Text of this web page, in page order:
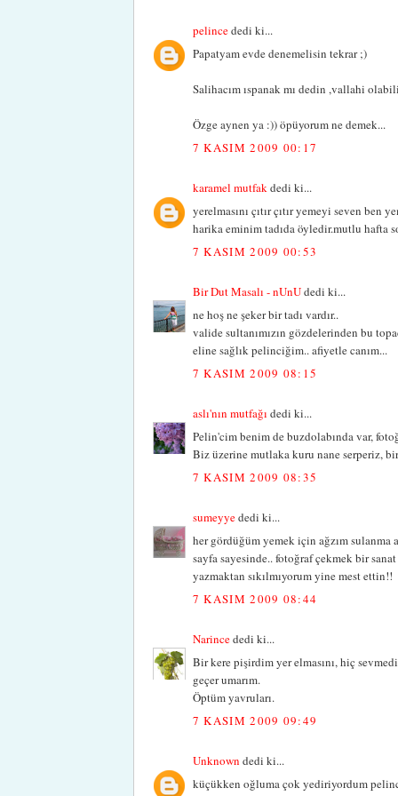
pelincededi ki...
Papatyam evde denemelisin tekrar ;)
Salihacım ıspanak mı dedin ,vallahi
Özge aynen ya :)) öpüyorum ne demek...
7 KASIM 2009 00:17
karamel mutfak dedi ki...
yerelmasını çıtır çıtır yemeyi seven
harika eminim tadıda öyledir.mutlu hafta
7 KASIM 2009 00:53
Bir Dut Masalı - nUnUdedi ki...
ne hoş ne şeker bir tadı vardır..
valide sultanımızın gözdelerinden bu
eline sağlık pelinciğim.. afiyetle canım...
7 KASIM 2009 08:15
aslı'nın mutfağı dedi ki...
Pelin'cim benim de buzdolabında var,
Biz üzerine mutlaka kuru nane serperiz,
7 KASIM 2009 08:35
sumeyyededi ki...
her gördüğüm yemek için ağzım sulanma
sayfa sayesinde.. fotoğraf çekmek bir
yazmaktan sıkılmıyorum yine mest ettin!!
7 KASIM 2009 08:44
Narincededi ki...
Bir kere pişirdim yer elmasını, hiç
geçer umarım.
Öptüm yavruları.
7 KASIM 2009 09:49
Unknown dedi ki...
küçükken oğluma çok yediriyordum